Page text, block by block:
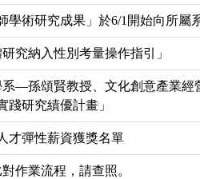
學術研究成果」於6/1開始向所屬
究納入性別考量操作指引」
系—孫頌賢教授、文化創意產業
踐研究績優計畫」
才彈性薪資獲獎名單
作業流程，請查照。